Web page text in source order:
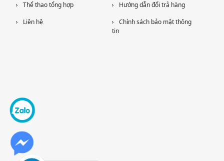
Thể thao tổng hợp
Liên hệ
Hướng dẫn đổi trả hàng
Chính sách bảo mật thông
tin